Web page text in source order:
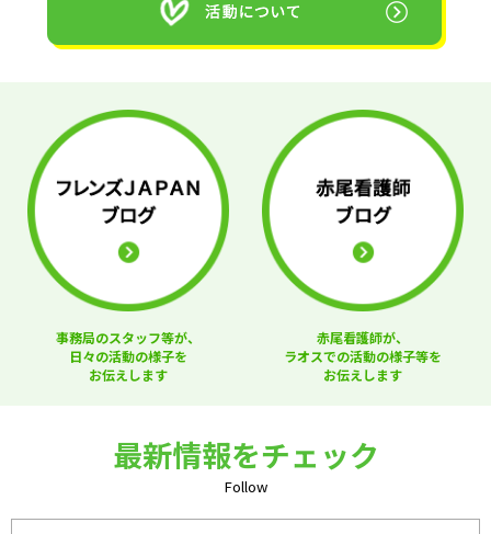
事務局のスタッフ等が、
日々の活動の様子を
お伝えします
赤尾看護師が、
ラオスでの活動の様子等を
お伝えします
最新情報をチェック
Follow